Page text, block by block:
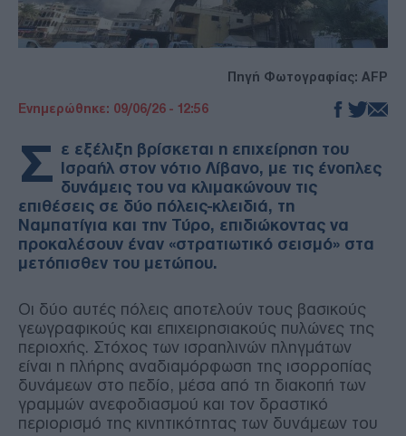
Πηγή Φωτογραφίας: AFP
Ενημερώθηκε: 09/06/26 - 12:56
Σ ε εξέλιξη βρίσκεται η επιχείρηση του
Ισραήλ στον νότιο Λίβανο, με τις ένοπλες
δυνάμεις του να κλιμακώνουν τις
επιθέσεις σε δύο πόλεις-κλειδιά, τη
Ναμπατίγια και την Τύρο, επιδιώκοντας να
προκαλέσουν έναν «στρατιωτικό σεισμό» στα
μετόπισθεν του μετώπου.
Οι δύο αυτές πόλεις αποτελούν τους βασικούς
γεωγραφικούς και επιχειρησιακούς πυλώνες της
περιοχής. Στόχος των ισραηλινών πληγμάτων
είναι η πλήρης αναδιαμόρφωση της ισορροπίας
δυνάμεων στο πεδίο, μέσα από τη διακοπή των
γραμμών ανεφοδιασμού και τον δραστικό
περιορισμό της κινητικότητας των δυνάμεων του